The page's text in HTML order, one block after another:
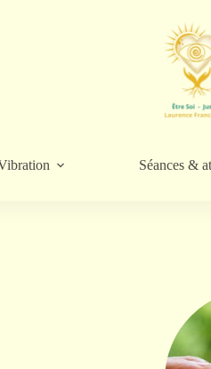
Séances &